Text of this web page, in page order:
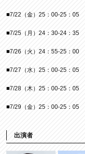
■7/22（金）25：00-25：
■7/25（月）24：30-24：35
■7/26（火）24：55-25：00
■7/27（水）25：00-25：05
■7/28（木）25：00-25：05
■7/29（金）25：00-25：
出演者